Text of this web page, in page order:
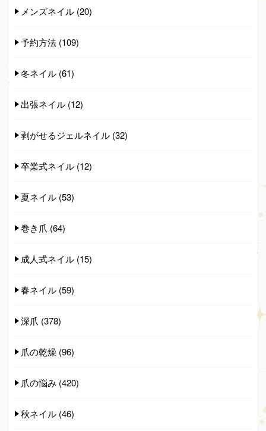
メンズネイル (20)
予約方法 (109)
冬ネイル (61)
出張ネイル (12)
剥がせるジェルネイル (32)
卒業式ネイル (12)
夏ネイル (53)
巻き爪 (64)
成人式ネイル (15)
春ネイル (59)
深爪 (378)
爪の乾燥 (96)
爪の悩み (420)
秋ネイル (46)